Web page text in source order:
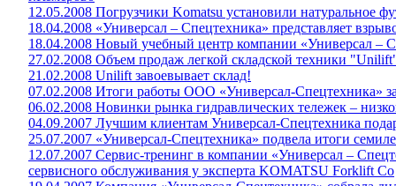
12.05.2008 Погрузчики Komatsu установили натуральное
18.04.2008 «Универсал – Спецтехника» представляет
18.04.2008 Новый учебный центр компании «Универсал –
27.02.2008 Объем продаж легкой складской техники
21.02.2008 Unilift завоевывает склад!
07.02.2008 Итоги работы ООО «Универсал-Спецтехника»
06.02.2008 Новинки рынка гидравлических тележек –
04.09.2007 Лучшим клиентам Универсал-Спецтехника
25.07.2007 «Универсал-Спецтехника» подвела итоги
12.07.2007 Сервис-тренинг в компании «Универсал –
сервисного обслуживания у эксперта KOMATSU Forklift Co